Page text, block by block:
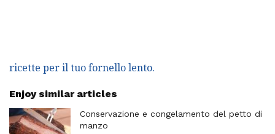
ricette per il tuo fornello lento.
Enjoy similar articles
Conservazione e congelamento del petto di
manzo